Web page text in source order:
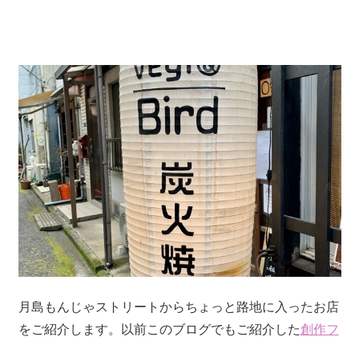
月島もんじゃストリートからちょっと路地に入ったお店
をご紹介します。以前このブログでもご紹介した創作フ